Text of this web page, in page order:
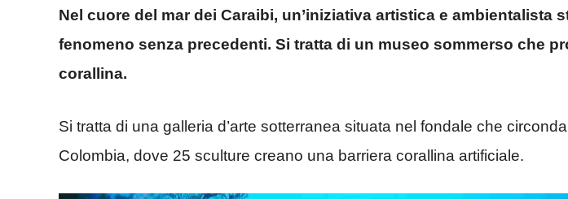
Nel cuore del mar dei Caraibi, un’iniziativa artistica e ambientalista
fenomeno senza precedenti. Si tratta di un museo sommerso che
corallina.
Si tratta di una galleria d’arte sotterranea situata nel fondale che
Colombia, dove 25 sculture creano una barriera corallina artificiale.